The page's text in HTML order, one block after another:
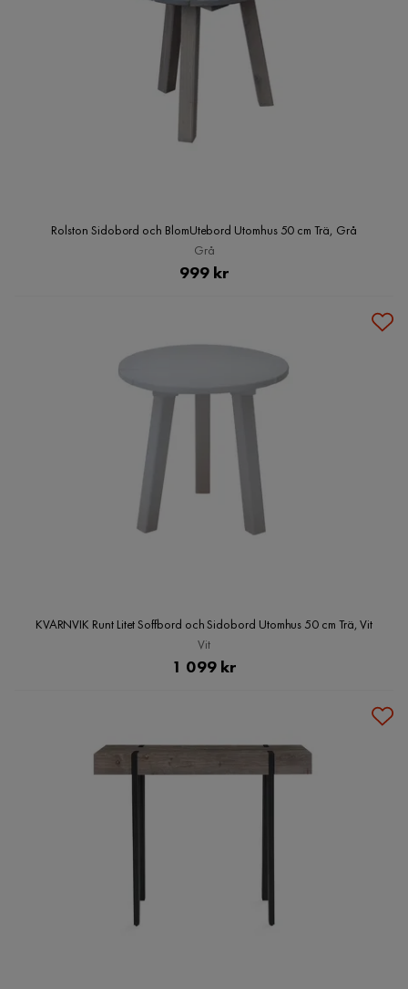
Rolston Sidobord och BlomUtebord Utomhus 50 cm Trä, Grå
Grå
Pris
999 kr
KVARNVIK Runt Litet Soffbord och Sidobord Utomhus 50 cm Trä, Vit
Vit
Pris
1 099 kr